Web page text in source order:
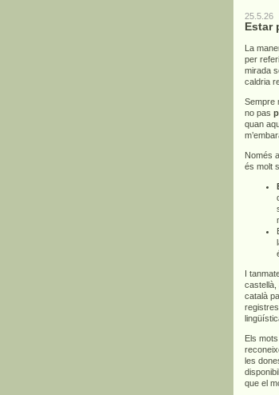
25.5.26
Estar
La
per
mirada
caldria
Sempre
no pas
quan
Només
és molt
I
castellà,
català
Els
les
que el